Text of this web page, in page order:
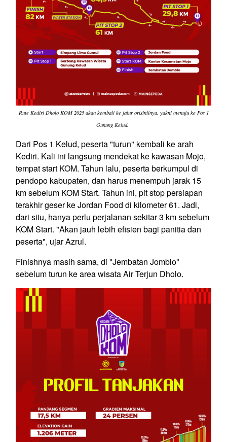
Rute Kediri Dholo KOM 2025 akan kembali ke jalur orisinilnya, yakni menuju ke Pos 1
Gunung Kelud.
Dari Pos 1 Kelud, peserta "turun" kembali ke arah
Kediri. Kali ini langsung mendekat ke kawasan Mojo,
tempat start KOM. Tahun lalu, peserta berkumpul di
pendopo kabupaten, dan harus menempuh jarak 15
km sebelum KOM Start. Tahun ini, pit stop persiapan
terakhir geser ke Jordan Food di kilometer 61. Jadi,
dari situ, hanya perlu perjalanan sekitar 3 km sebelum
KOM Start. "Akan jauh lebih efisien bagi panitia dan
peserta", ujar Azrul.
Finishnya masih sama, di "Jembatan Jomblo"
sebelum turun ke area wisata Air Terjun Dholo.